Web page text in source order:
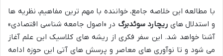
با مطالعه این خلاصه جامع، خواننده با مهم ترین مفاهیم، نظریه ها
و استدلال های ریچارد سوئدبرگ در «اصول جامعه شناسی اقتصادی»
آشنا خواهد شد. این سفر فکری از ریشه های کلاسیک این علم آغاز
می شود و تا نوآوری های معاصر و پرسش های آتی این حوزه ادامه